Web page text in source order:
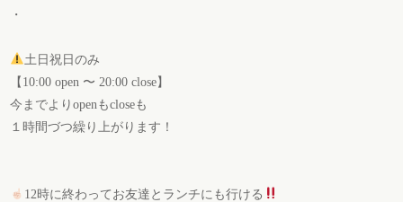
・
土日祝日のみ
【10:00 open 〜 20:00 close】
今までよりopenもcloseも
１時間づつ繰り上がります！
12時に終わってお友達とランチにも行ける